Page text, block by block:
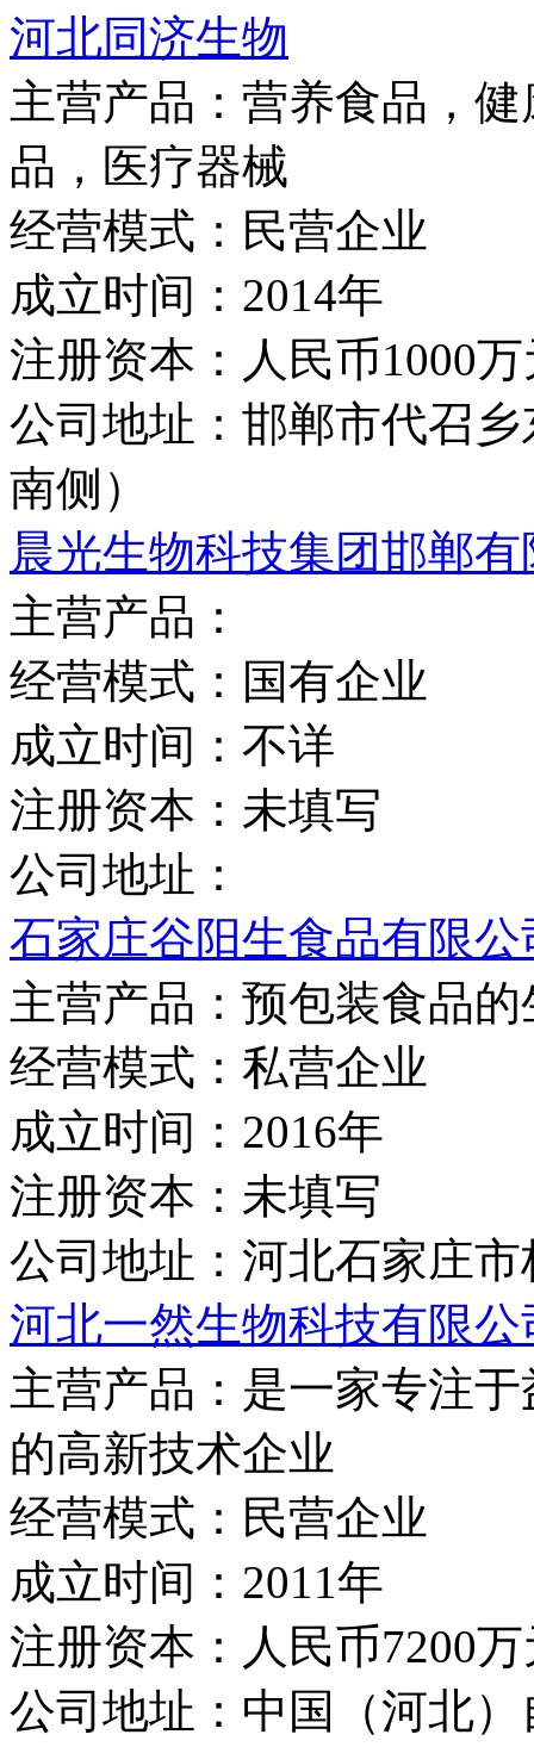
河北同济生物
主营产品： 营养食品，
品，医疗器械
经营模式： 民营企业
成立时间： 2014年
注册资本： 人民币1000
公司地址： 邯郸市代召
南侧）
晨光生物科技集团邯郸
主营产品：
经营模式： 国有企业
成立时间： 不详
注册资本： 未填写
公司地址：
石家庄谷阳生食品有限公
主营产品： 预包装食品
经营模式： 私营企业
成立时间： 2016年
注册资本： 未填写
公司地址： 河北石家庄
河北一然生物科技有限公
主营产品： 是一家专注
的高新技术企业
经营模式： 民营企业
成立时间： 2011年
注册资本： 人民币7200
公司地址： 中国（河北